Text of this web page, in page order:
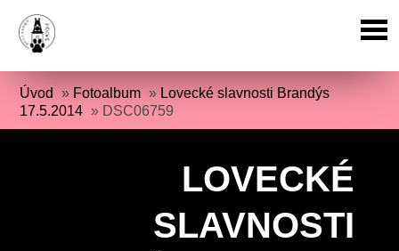
Úvod » Fotoalbum » Lovecké slavnosti Brandýs
17.5.2014 » DSC06759
LOVECKÉ
SLAVNOSTI